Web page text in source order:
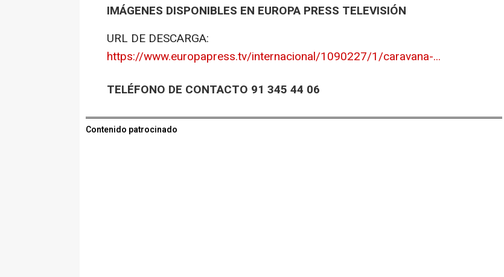
IMÁGENES DISPONIBLES EN EUROPA PRESS TELEVISIÓN
URL DE DESCARGA:
https://www.europapress.tv/internacional/1090227/1/caravana-...
TELÉFONO DE CONTACTO 91 345 44 06
Contenido patrocinado